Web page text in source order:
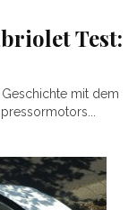
Test:
mit dem